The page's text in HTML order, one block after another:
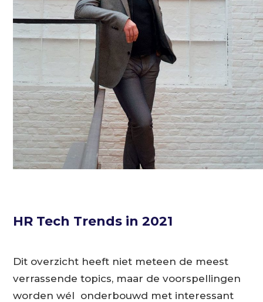
HR Tech Trends in 2021
Dit overzicht heeft niet meteen de meest
verrassende topics, maar de voorspellingen
worden wél onderbouwd met interessant